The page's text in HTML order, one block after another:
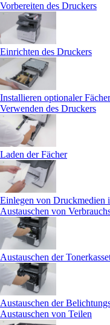
Vorbereiten des Druckers
Einrichten des Druckers
Installieren optionaler Fächer
Verwenden des Druckers
Laden der Fächer
Einlegen von Druckmedien
Austauschen von
Austauschen der
Austauschen der
Austauschen von Teilen